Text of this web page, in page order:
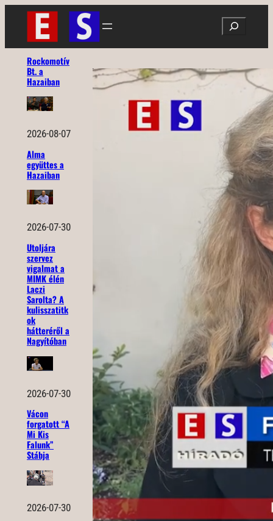
Ugrás
tartalomhoz
Search
Rockomotív
Bt. a
Hazaiban
2026-08-07
Alma
együttes a
Hazaiban
2026-07-30
Utoljára
szervez
vigalmat a
MIMK élén
Laczi
Sarolta? A
kulisszatitk
ok
hátteréről a
Nagyítóban
2026-07-30
Vácon
forgatott “A
Mi Kis
Falunk”
Stábja
2026-07-30